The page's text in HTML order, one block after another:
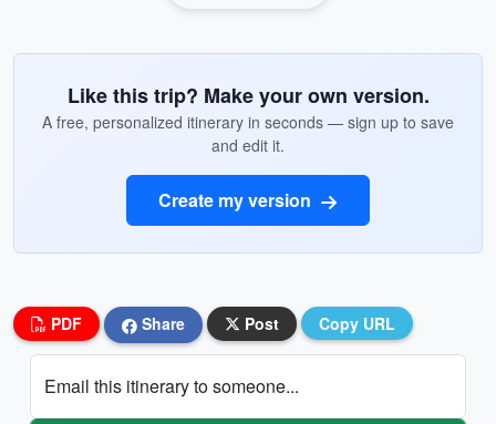
Like this trip? Make your own version.
A free, personalized itinerary in seconds — sign up to save
and edit it.
Create my version
PDF Share Post Copy URL
Email this itinerary to someone...